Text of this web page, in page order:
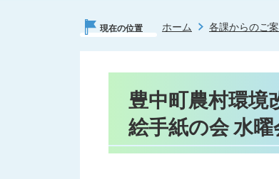
現在の位置 ホーム 各課からのご
豊中町農村環境
絵手紙の会 水曜